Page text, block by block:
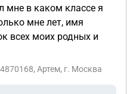
мне в каком классе я
мне лет, имя
всех моих родных и
Артем, г. Москва